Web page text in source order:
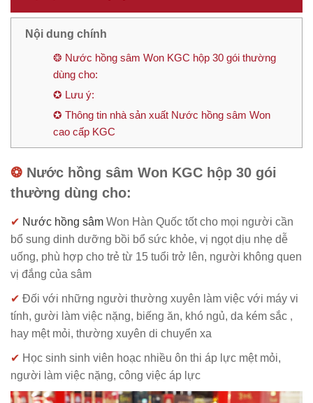
Nội dung chính
❂ Nước hồng sâm Won KGC hộp 30 gói thường
dùng cho:
✪ Lưu ý:
✪ Thông tin nhà sản xuất Nước hồng sâm Won
cao cấp KGC
❂ Nước hồng sâm Won KGC hộp 30 gói
thường dùng cho:
✔ Nước hồng sâm Won Hàn Quốc tốt cho mọi người cần
bổ sung dinh dưỡng bồi bổ sức khỏe, vị ngọt dịu nhẹ dễ
uống, phù hợp cho trẻ từ 15 tuổi trở lên, người không quen
vị đắng của sâm
✔ Đối với những người thường xuyên làm việc với máy vi
tính, gười làm việc nặng, biếng ăn, khó ngủ, da kém sắc ,
hay mệt mỏi, thường xuyên di chuyển xa
✔ Học sinh sinh viên hoạc nhiều ôn thi áp lực mệt mỏi,
người làm việc nặng, công việc áp lực